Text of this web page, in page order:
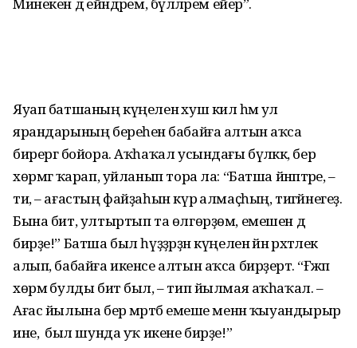
Яуап батшаның күңеленә хуш килә һәм ул
ярандарының береһенә бабайға алтын аҡса
бирергә бойора. Аҡһаҡал усындағы бүләккә, бер
хөрмәгә ҡарап, уйланып тора ла: “Батша йәнәптәре, –
ти, – ағастың файҙаһын күрә алмаҫһың, тигәйнегеҙ.
Бына бит, ултыртып та өлгөрҙөм, емешен дә
бирҙе!” Батша был һүҙҙәрҙән күңеленә йәнә рәхәтлек
алып, бабайға икенсе алтын аҡса бирҙертә. “Ғәжәп
хөрмә булды бит был, – тип йылмая аҡһаҡал. –
Ағас йылына бер мәртәбә емеше менән ҡыуандырыр
ине, ә был шунда уҡ икене бирҙе!”